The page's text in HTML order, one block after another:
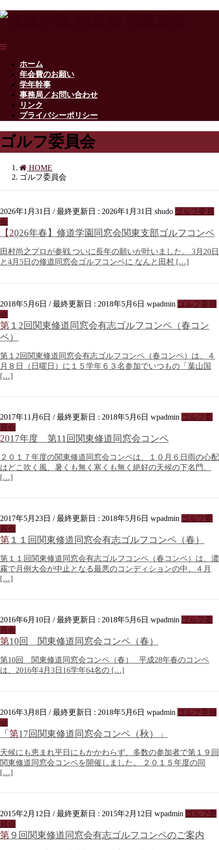
ホーム
年会費のお願い
学年幹事
事務局／お問い合わせ
リンク
プライバシーポリシー
ゴルフ委員会
HOME
ゴルフ委員会
2026年1月31日 / 最終更新日 : 2026年1月31日 shudo ゴルフ委員
会
【2026年春】修道学園同窓会関東支部ゴルフコンペ
田村尚之プロが参戦 ついに長年の願いが叶いました。 3月20日
と4月5日の修道同窓会ゴルフコンペに なんと田村 […]
2018年5月6日 / 最終更新日 : 2018年5月6日 wpadmin ゴルフ委員
会
第１2回関東修道同窓会有志ゴルフコンペ（春コン
ペ）
第１2回関東修道同窓会有志ゴルフコンペ（春コンペ）は、４
月８日（日曜日）に１５学年６３名参加でいつもの「葉山国
[…]
2017年11月6日 / 最終更新日 : 2018年5月6日 wpadmin ゴルフ委
員会
2017年度 第11回関東修道同窓会コンペ
２０１７年度の関東修道同窓会コンペは、１０月６日雨の心配
はどこ吹く風、暑くも無く寒くも無く絶好の天候の下名門、
[…]
2017年5月23日 / 最終更新日 : 2018年5月6日 wpadmin ゴルフ委
員会
第１１回関東修道同窓会有志ゴルフコンペ（春）
第１１回関東修道同窓会有志ゴルフコンペ（春コンペ）は、濃
霧で月例大会が中止となる最悪のコンディションの中、４月
[…]
2016年6月10日 / 最終更新日 : 2018年5月6日 wpadmin ゴルフ委
員会
第10回 関東修道同窓会コンペ（春）
第10回 関東修道同窓会コンペ（春） 平成28年春のコンペ
は、2016年4月3日16学年64名の […]
2016年3月8日 / 最終更新日 : 2018年5月6日 wpadmin ゴルフ委員
会
「第17回関東修道同窓会コンペ（秋）」
天候にも恵まれ平日にもかかわらず、多数の参加者で第１９回
関東修道同窓会コンペを開催しました。 ２０１５年度の同
[…]
2015年2月12日 / 最終更新日 : 2015年2月12日 wpadmin ゴルフ委
員会
第９回関東修道同窓会有志ゴルフコンペのご案内